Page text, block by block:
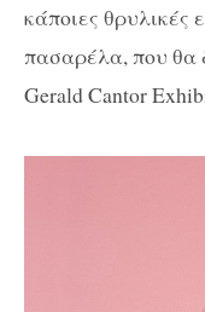
κάποιες θρυλικές
πασαρέλα, που θα
Gerald Cantor